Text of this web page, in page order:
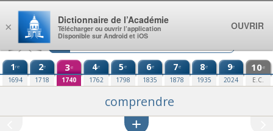
Aller au contenu
1re
1694
2e
1718
3e
1740
4e
1762
5e
1798
6e
1835
7e
1878
8e
1935
9e
2024
10e
E.C.
comprendre
×
Dictionnaire de l’Académie
Télécharger ou ouvrir l’application
Disponible sur Android et iOS
OUVRIR